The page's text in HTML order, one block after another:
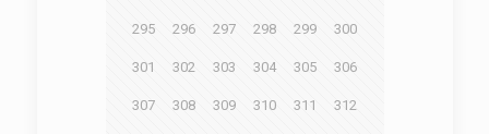
295 296 297 298 299 300
301 302 303 304 305 306
307 308 309 310 311 312